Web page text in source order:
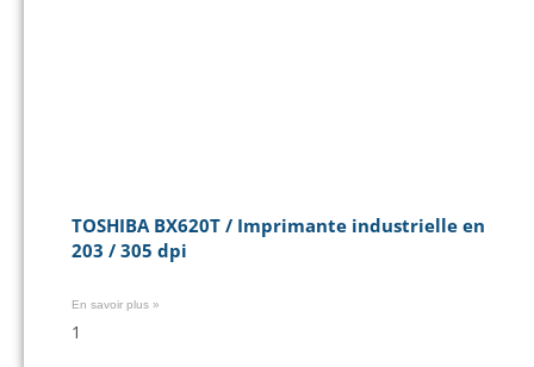
TOSHIBA BX620T / Imprimante industrielle en
203 / 305 dpi
En savoir plus »